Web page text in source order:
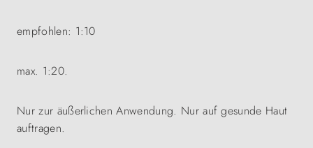
empfohlen: 1:10
max. 1:20.
Nur zur äußerlichen Anwendung. Nur auf gesunde Haut
auftragen.